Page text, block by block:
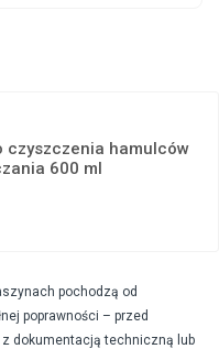
czyszczenia hamulców
600 ml
pochodzą od
poprawności – przed
dokumentacją techniczną lub